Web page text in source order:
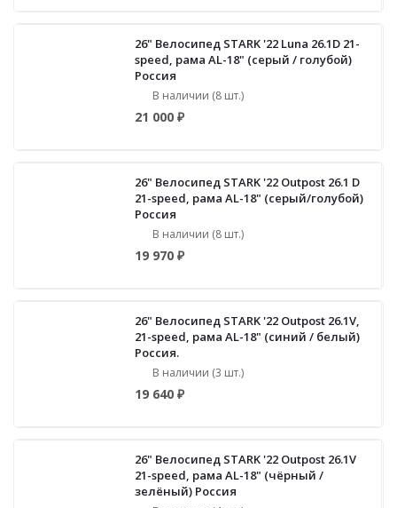
26" Велосипед STARK '22 Luna 26.1D 21-
speed, рама AL-18" (серый / голубой)
Россия
В наличии (8 шт.)
21 000 ₽
26" Велосипед STARK '22 Outpost 26.1 D
21-speed, рама AL-18" (серый/голубой)
Россия
В наличии (8 шт.)
19 970 ₽
26" Велосипед STARK '22 Outpost 26.1V,
21-speed, рама AL-18" (синий / белый)
Россия.
В наличии (3 шт.)
19 640 ₽
26" Велосипед STARK '22 Outpost 26.1V
21-speed, рама AL-18" (чёрный /
зелёный) Россия